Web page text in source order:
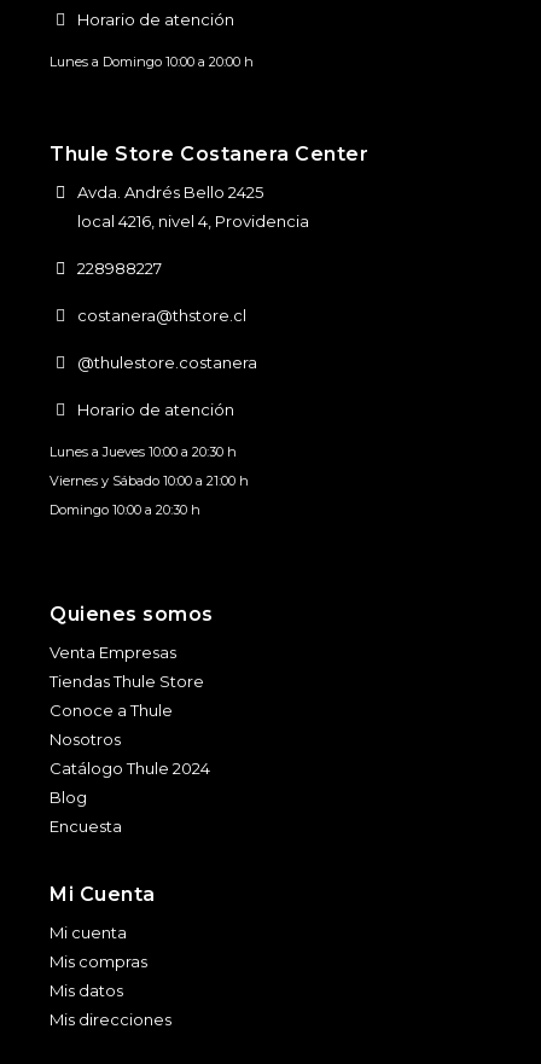
Horario de atención
Lunes a Domingo 10:00 a 20:00 h
Thule Store Costanera Center
Avda. Andrés Bello 2425
local 4216, nivel 4, Providencia
228988227
costanera@thstore.cl
@thulestore.costanera
Horario de atención
Lunes a Jueves 10:00 a 20:30 h
Viernes y Sábado 10:00 a 21:00 h
Domingo 10:00 a 20:30 h
Quienes somos
Venta Empresas
Tiendas Thule Store
Conoce a Thule
Nosotros
Catálogo Thule 2024
Blog
Encuesta
Mi Cuenta
Mi cuenta
Mis compras
Mis datos
Mis direcciones